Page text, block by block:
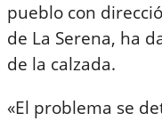
pueblo con
de La Serena, ha
de la calzada.
«El problema se